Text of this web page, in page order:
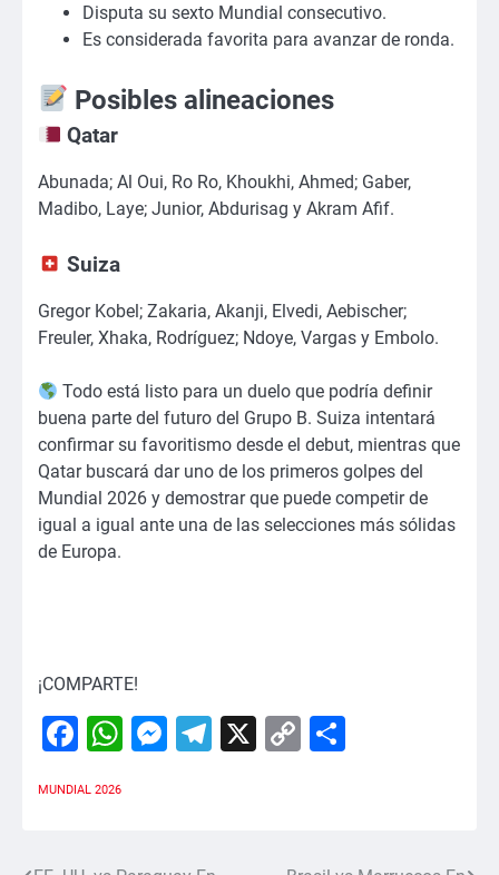
Disputa su sexto Mundial consecutivo.
Es considerada favorita para avanzar de ronda.
Posibles alineaciones
Qatar
Abunada; Al Oui, Ro Ro, Khoukhi, Ahmed; Gaber,
Madibo, Laye; Junior, Abdurisag y Akram Afif.
Suiza
Gregor Kobel; Zakaria, Akanji, Elvedi, Aebischer;
Freuler, Xhaka, Rodríguez; Ndoye, Vargas y Embolo.
Todo está listo para un duelo que podría definir
buena parte del futuro del Grupo B. Suiza intentará
confirmar su favoritismo desde el debut, mientras que
Qatar buscará dar uno de los primeros golpes del
Mundial 2026 y demostrar que puede competir de
igual a igual ante una de las selecciones más sólidas
de Europa.
¡COMPARTE!
Facebook
WhatsApp
Messenger
Telegram
X
Copy
MUNDIAL 2026